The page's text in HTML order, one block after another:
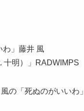
わ」藤井 風
十明）」RADWIMPS
の「死ぬのがいいわ